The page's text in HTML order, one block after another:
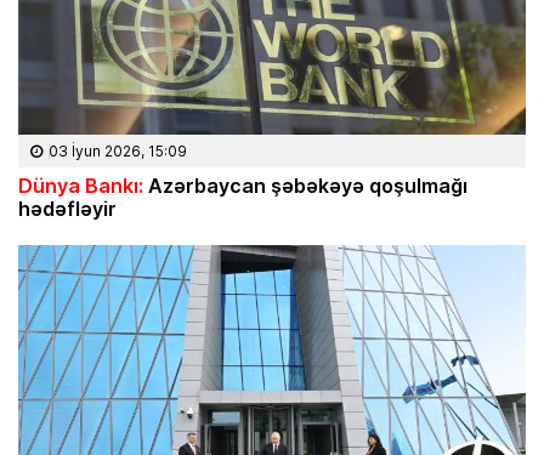
03 İyun 2026, 15:09
Dünya Bankı: Azərbaycan şəbəkəyə qoşulmağı
hədəfləyir